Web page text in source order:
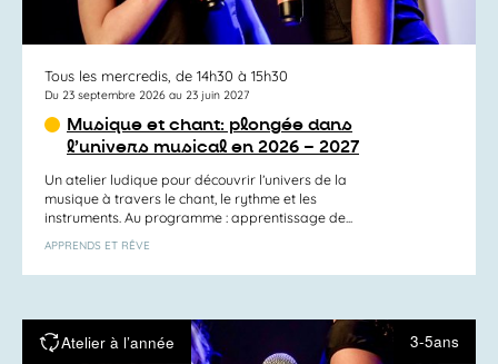
Tous les mercredis, de 14h30 à 15h30
Du 23 septembre 2026 au 23 juin 2027
Musique et chant: plongée dans
l’univers musical en 2026 – 2027
Un atelier ludique pour découvrir l’univers de la
musique à travers le chant, le rythme et les
instruments. Au programme : apprentissage de...
APPRENDS ET RÊVE
Atelier à l’année 3-5ans